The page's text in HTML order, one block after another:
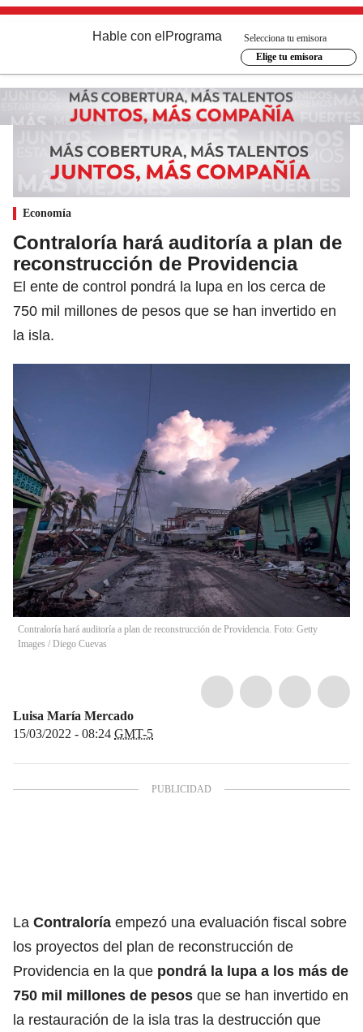
Hable con el Programa
Selecciona tu emisora
Elige tu emisora
Economía
Contraloría hará auditoría a plan de
reconstrucción de Providencia
El ente de control pondrá la lupa en los cerca de
750 mil millones de pesos que se han invertido en
la isla.
Contraloría hará auditoría a plan de reconstrucción de Providencia. Foto: Getty
Images / Diego Cuevas
Luisa María Mercado
15/03/2022 - 08:24 GMT-5
La Contraloría empezó una evaluación fiscal sobre
los proyectos del plan de reconstrucción de
Providencia en la que pondrá la lupa a los más de
750 mil millones de pesos que se han invertido en
la restauración de la isla tras la destrucción que